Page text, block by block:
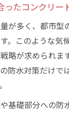
ったコンクリー
が多く、都市型
。このような気
略が求められま
防水対策だけで
基礎部分への防